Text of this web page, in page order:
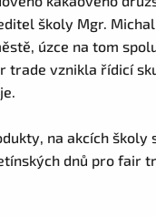
školy Mgr.
úzce na tom
trade vznikla řídicí
na akcích
dnů pro fair